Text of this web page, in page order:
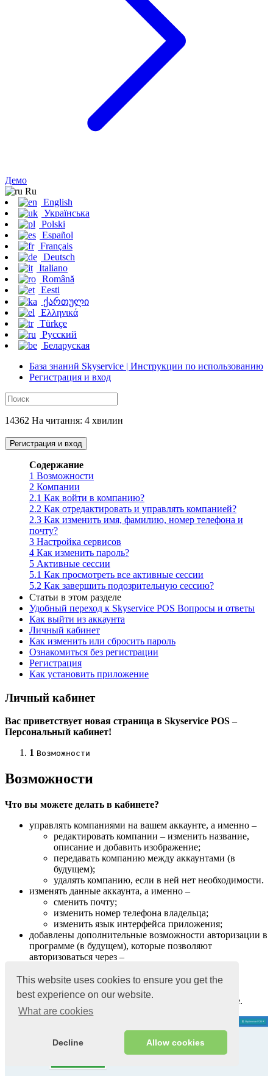
This website uses cookies to ensure you get the
best experience on our website.
What are cookies
Decline Allow cookies
Демо
Ru
English
Українська
Polski
Español
Français
Deutsch
Italiano
Română
Eesti
ქართული
Ελληνικά
Türkçe
Русский
Беларуская
База знаний Skyservice | Инструкции по использованию
Регистрация и вход
14362 На читання: 4 хвилин
Регистрация и вход
Содержание
1 Возможности
2 Компании
2.1 Как войти в компанию?
2.2 Как отредактировать и управлять компанией?
2.3 Как изменить имя, фамилию, номер телефона и
почту?
3 Настройка сервисов
4 Как изменить пароль?
5 Активные сессии
5.1 Как просмотреть все активные сессии
5.2 Как завершить подозрительную сессию?
Статьи в этом разделе
Удобный переход к Skyservice POS Вопросы и ответы
Как выйти из аккаунта
Личный кабинет
Как изменить или сбросить пароль
Ознакомиться без регистрации
Регистрация
Как установить приложение
Личный кабинет
Вас приветствует новая страница в Skyservice POS –
Персональный кабинет!
1 Возможности
Возможности
Что вы можете делать в кабинете?
управлять компаниями на вашем аккаунте, а именно –
редактировать компании – изменить название,
описание и добавить изображение;
передавать компанию между аккаунтами (в
будущем);
удалять компанию, если в ней нет необходимости.
изменять данные аккаунта, а именно –
сменить почту;
изменить номер телефона владельца;
изменить язык интерфейса приложения;
добавлены дополнительные возможности авторизации в
программе (в будущем), которые позволяют
авторизоваться через –
почту «Google«;
мессенджер «
Telegram
просматривать активные сессии в вашем аккаунте.